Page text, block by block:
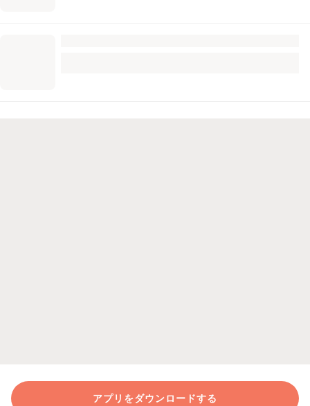
アプリをダウンロードする